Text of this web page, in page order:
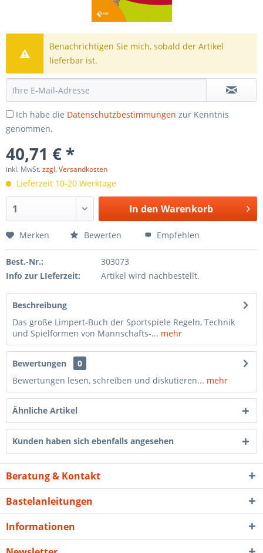
Benachrichtigen Sie mich, sobald der Artikel
lieferbar ist.
Ich habe die Datenschutzbestimmungen zur Kenntnis
genommen.
40,71 € *
inkl. MwSt.zzgl. Versandkosten
Lieferzeit 10-20 Werktage
In den Warenkorb
Merken Bewerten Empfehlen
Best.-Nr.:
303073
Info zur LIeferzeit:
Artikel wird nachbestellt.
Beschreibung
Das große Limpert-Buch der Sportspiele Regeln, Technik
und Spielformen von Mannschafts-... mehr
Bewertungen
0
Bewertungen lesen, schreiben und diskutieren... mehr
Ähnliche Artikel
Kunden haben sich ebenfalls angesehen
Beratung & Kontakt
Bastelanleitungen
Informationen